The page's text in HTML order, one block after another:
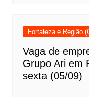
Fortaleza e Região
Vaga de
Grupo Ari em
sexta (05/09)